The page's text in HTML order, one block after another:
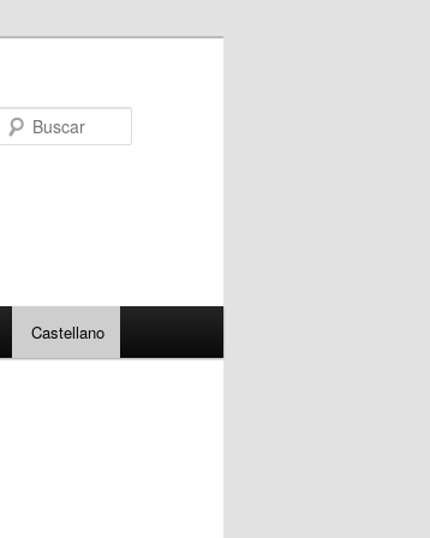
Castellano